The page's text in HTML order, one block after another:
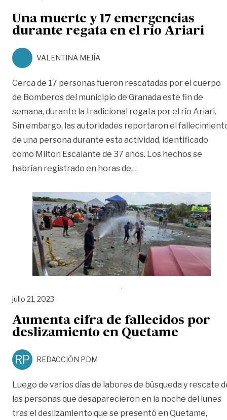
Una muerte y 17 emergencias
durante regata en el río Ariari
VALENTINA MEJÍA
Cerca de 17 personas fueron rescatadas por el cuerpo
de Bomberos del municipio de Granada este fin de
semana, durante la tradicional regata por el río Ariari.
Sin embargo, las autoridades reportaron el
de una persona durante esta actividad, identificado
como Milton Escalante de 37 años. Los hechos se
habrían registrado en horas de…
julio 21, 2023
Aumenta cifra de fallecidos por
deslizamiento en Quetame
RP REDACCIÓN PDM
Luego de varios días de labores de búsqueda y rescate
las personas que desaparecieron en la noche del lunes
tras el deslizamiento que se presentó en Quetame,